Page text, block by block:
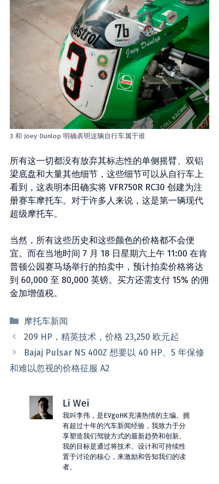
3 和 Joey Dunlop 明确表明这辆自行车属于谁
所有这一切都没有放弃其标志性的单侧摇臂、双铝
梁底盘和大量其他细节，这些细节可以从自行车上
看到，这表明本田确实将 VFR750R RC30 创建为注
册赛车摩托车。对于许多人来说，这是第一辆现代
超级摩托车。
当然，所有这些历史和这些颜色的价格都不会便
宜。而在当地时间 7 月 18 日星期六上午 11:00 在肯
普顿公园赛马场举行的拍卖中，预计拍卖价格将达
到 60,000 至 80,000 英镑。买方还需支付 15% 的佣
金加增值税。
分
类
摩托车新闻
209 HP，精英技术，价格 23,250 欧元起
Bajaj Pulsar NS 400Z 想要以 40 HP、5 年保修
和难以忽视的价格征服 A2
Li Wei
我叫李伟，是EVgoHK充满热情的主编。拥
有超过十年的汽车新闻经验，我致力于分
享塑造我们驾驶方式的最新趋势和创新。
我的目标是通过将技术、设计和可持续性
置于讨论的核心，来激励和告知我们的读
者。